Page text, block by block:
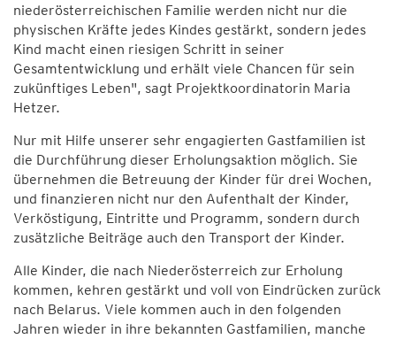
niederösterreichischen Familie werden nicht nur die
physischen Kräfte jedes Kindes gestärkt, sondern jedes
Kind macht einen riesigen Schritt in seiner
Gesamtentwicklung und erhält viele Chancen für sein
zukünftiges Leben", sagt Projektkoordinatorin Maria
Hetzer.
Nur mit Hilfe unserer sehr engagierten Gastfamilien ist
die Durchführung dieser Erholungsaktion möglich. Sie
übernehmen die Betreuung der Kinder für drei Wochen,
und finanzieren nicht nur den Aufenthalt der Kinder,
Verköstigung, Eintritte und Programm, sondern durch
zusätzliche Beiträge auch den Transport der Kinder.
Alle Kinder, die nach Niederösterreich zur Erholung
kommen, kehren gestärkt und voll von Eindrücken zurück
nach Belarus. Viele kommen auch in den folgenden
Jahren wieder in ihre bekannten Gastfamilien, manche